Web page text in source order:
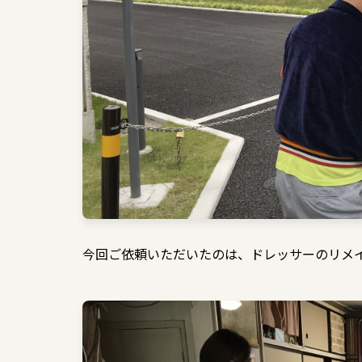
今回ご依頼いただいたのは、ドレッサーのリメ